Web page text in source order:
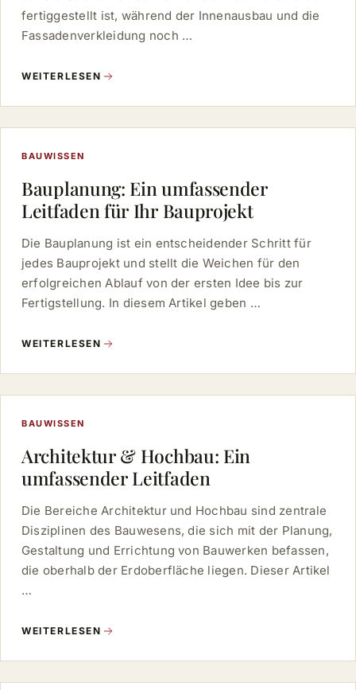
fertiggestellt ist, während der Innenausbau und die
Fassadenverkleidung noch …
WEITERLESEN
BAUWISSEN
Bauplanung: Ein umfassender
Leitfaden für Ihr Bauprojekt
Die Bauplanung ist ein entscheidender Schritt für
jedes Bauprojekt und stellt die Weichen für den
erfolgreichen Ablauf von der ersten Idee bis zur
Fertigstellung. In diesem Artikel geben …
WEITERLESEN
BAUWISSEN
Architektur & Hochbau: Ein
umfassender Leitfaden
Die Bereiche Architektur und Hochbau sind zentrale
Disziplinen des Bauwesens, die sich mit der Planung,
Gestaltung und Errichtung von Bauwerken befassen,
die oberhalb der Erdoberfläche liegen. Dieser Artikel
…
WEITERLESEN